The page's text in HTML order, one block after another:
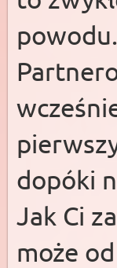
powodu.
dopóki
Jak Ci
może